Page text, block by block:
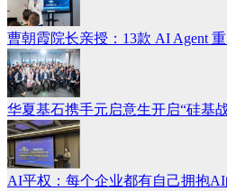
曹朝霞院长亲授：13款 AI Agent
华夏基石携手元启意生开启“硅基
AI平权：每个企业都有自己拥抱